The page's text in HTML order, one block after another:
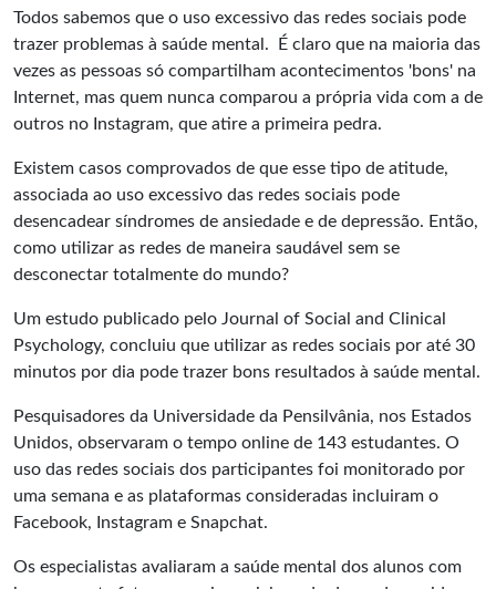
Todos sabemos que o uso excessivo das redes sociais pode
trazer problemas à saúde mental. É claro que na maioria das
vezes as pessoas só compartilham acontecimentos 'bons' na
Internet, mas quem nunca comparou a própria vida com a de
outros no Instagram, que atire a primeira pedra.
Existem casos comprovados de que esse tipo de atitude,
associada ao uso excessivo das redes sociais pode
desencadear síndromes de ansiedade e de depressão. Então,
como utilizar as redes de maneira saudável sem se
desconectar totalmente do mundo?
Um estudo publicado pelo Journal of Social and Clinical
Psychology, concluiu que utilizar as redes sociais por até 30
minutos por dia pode trazer bons resultados à saúde mental.
Pesquisadores da Universidade da Pensilvânia, nos Estados
Unidos, observaram o tempo online de 143 estudantes. O
uso das redes sociais dos participantes foi monitorado por
uma semana e as plataformas consideradas incluiram o
Facebook, Instagram e Snapchat.
Os especialistas avaliaram a saúde mental dos alunos com